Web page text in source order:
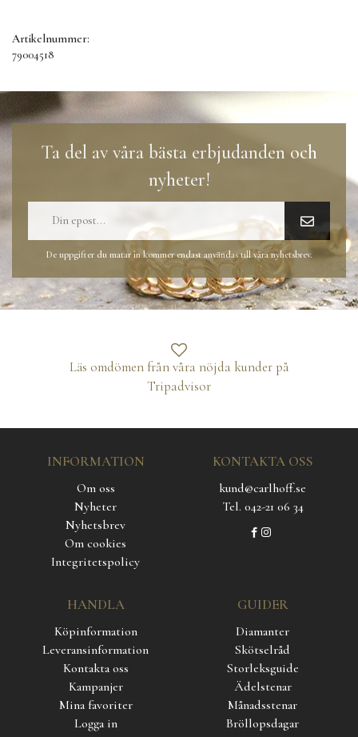
Artikelnummer:
79004518
Ta del av våra bästa erbjudanden och
nyheter!
De uppgifter du matar in kommer endast användas till våra nyhetsbrev.
Läs omdömen från våra nöjda kunder på
Tripadvisor
INFORMATION
Om oss
Nyheter
Nyhetsbrev
Om cookies
Integritetspolicy
KONTAKTA OSS
kund@carlhoff.se
Tel. 042-21 06 34
HANDLA
Köpinformation
Leveransinformation
Kontakta oss
Kampanjer
Mina favoriter
Logga in
GUIDER
Diamanter
Skötselråd
Storleksguide
Ädelstenar
Månadsstenar
Bröllopsdagar